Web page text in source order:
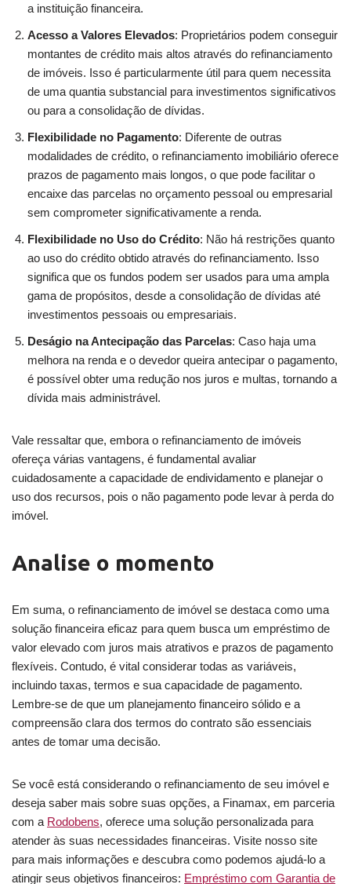
a instituição financeira.
Acesso a Valores Elevados: Proprietários podem conseguir
montantes de crédito mais altos através do refinanciamento
de imóveis. Isso é particularmente útil para quem necessita
de uma quantia substancial para investimentos significativos
ou para a consolidação de dívidas.
Flexibilidade no Pagamento: Diferente de outras
modalidades de crédito, o refinanciamento imobiliário oferece
prazos de pagamento mais longos, o que pode facilitar o
encaixe das parcelas no orçamento pessoal ou empresarial
sem comprometer significativamente a renda.
Flexibilidade no Uso do Crédito: Não há restrições quanto
ao uso do crédito obtido através do refinanciamento. Isso
significa que os fundos podem ser usados para uma ampla
gama de propósitos, desde a consolidação de dívidas até
investimentos pessoais ou empresariais.
Deságio na Antecipação das Parcelas: Caso haja uma
melhora na renda e o devedor queira antecipar o pagamento,
é possível obter uma redução nos juros e multas, tornando a
dívida mais administrável.
Vale ressaltar que, embora o refinanciamento de imóveis
ofereça várias vantagens, é fundamental avaliar
cuidadosamente a capacidade de endividamento e planejar o
uso dos recursos, pois o não pagamento pode levar à perda do
imóvel.
Analise o momento
Em suma, o refinanciamento de imóvel se destaca como uma
solução financeira eficaz para quem busca um empréstimo de
valor elevado com juros mais atrativos e prazos de pagamento
flexíveis. Contudo, é vital considerar todas as variáveis,
incluindo taxas, termos e sua capacidade de pagamento.
Lembre-se de que um planejamento financeiro sólido e a
compreensão clara dos termos do contrato são essenciais
antes de tomar uma decisão.
Se você está considerando o refinanciamento de seu imóvel e
deseja saber mais sobre suas opções, a Finamax, em parceria
com a Rodobens, oferece uma solução personalizada para
atender às suas necessidades financeiras. Visite nosso site
para mais informações e descubra como podemos ajudá-lo a
atingir seus objetivos financeiros: Empréstimo com Garantia de